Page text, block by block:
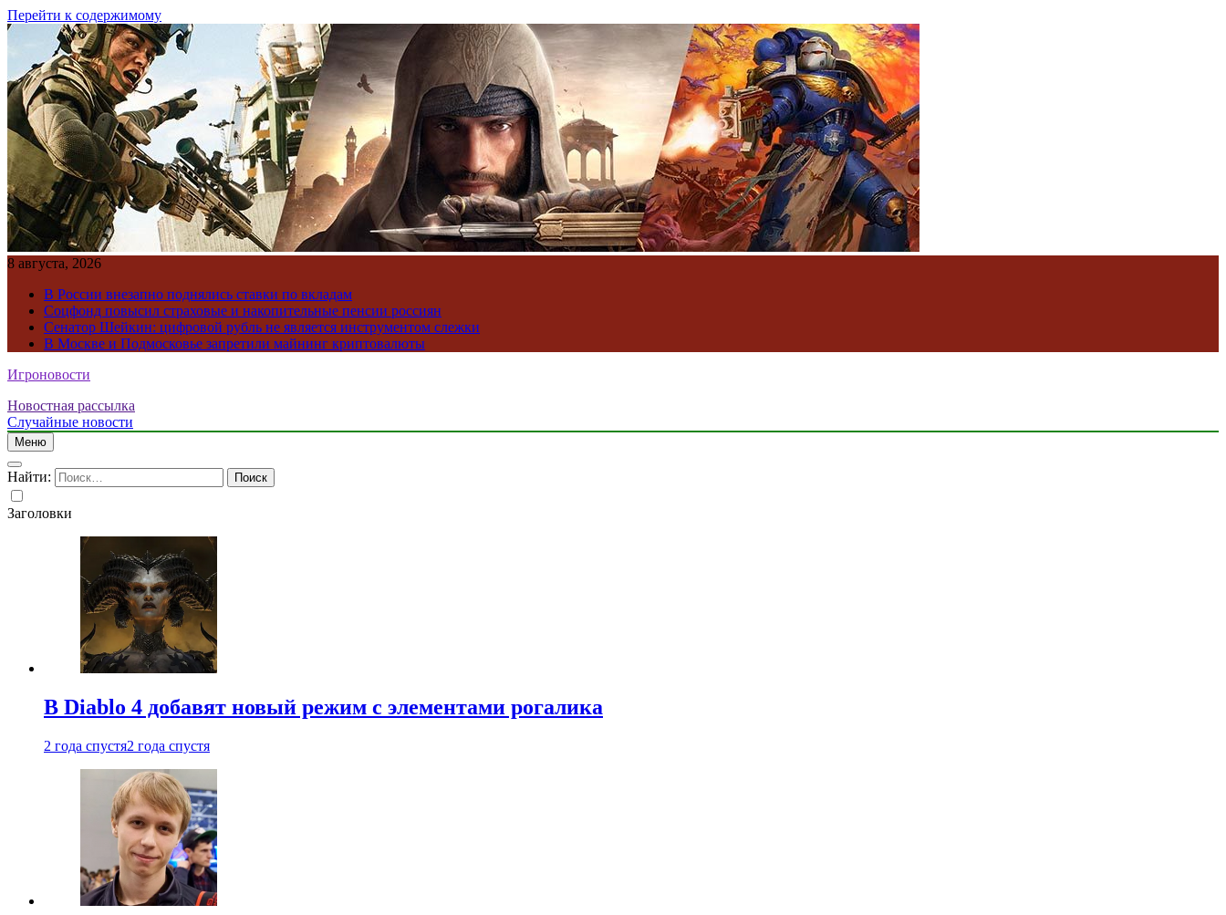
Перейти к содержимому
8 августа, 2026
В России внезапно поднялись ставки по вкладам
Соцфонд повысил страховые и накопительные пенсии россиян
Сенатор Шейкин: цифровой рубль не является инструментом слежки
В Москве и Подмосковье запретили майнинг криптовалюты
Игроновости
Новостная рассылка
Случайные новости
Меню
Найти:
Заголовки
В Diablo 4 добавят новый режим с элементами рогалика
2 года спустя2 года спустя